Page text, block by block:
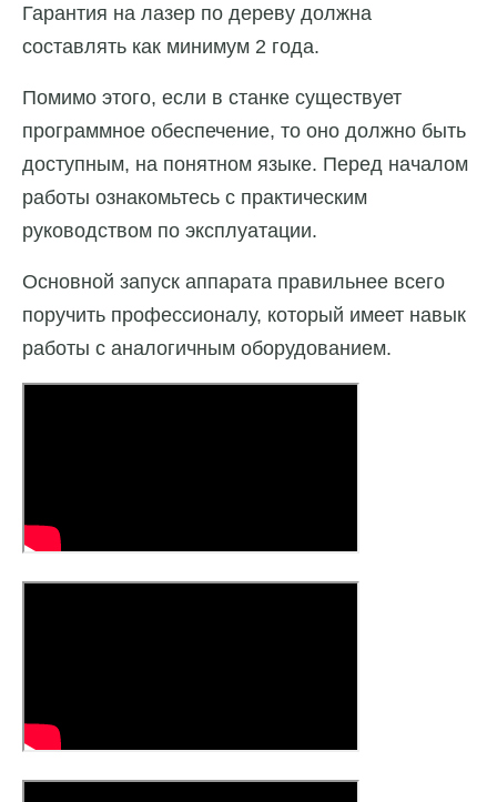
Гарантия на лазер по дереву должна
составлять как минимум 2 года.
Помимо этого, если в станке существует
программное обеспечение, то оно должно быть
доступным, на понятном языке. Перед началом
работы ознакомьтесь с практическим
руководством по эксплуатации.
Основной запуск аппарата правильнее всего
поручить профессионалу, который имеет навык
работы с аналогичным оборудованием.